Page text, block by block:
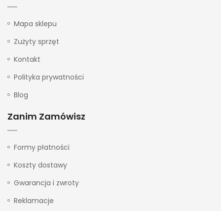
Mapa sklepu
Zużyty sprzęt
Kontakt
Polityka prywatności
Blog
Zanim Zamówisz
Formy płatności
Koszty dostawy
Gwarancja i zwroty
Reklamacje